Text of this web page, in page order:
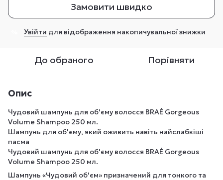
Замовити швидко
Увійти для відображення накопичувальної знижки
До обраного Порівняти
Опис
Чудовий шампунь для об'єму волосся BRAÉ Gorgeous
Volume Shampoo 250 мл.
Шампунь для об'єму, який оживить навіть найслабкіші
пасма
Чудовий шампунь для об'єму волосся BRAÉ Gorgeous
Volume Shampoo 250 мл.
Шампунь «Чудовий об'єм» призначений для тонкого та